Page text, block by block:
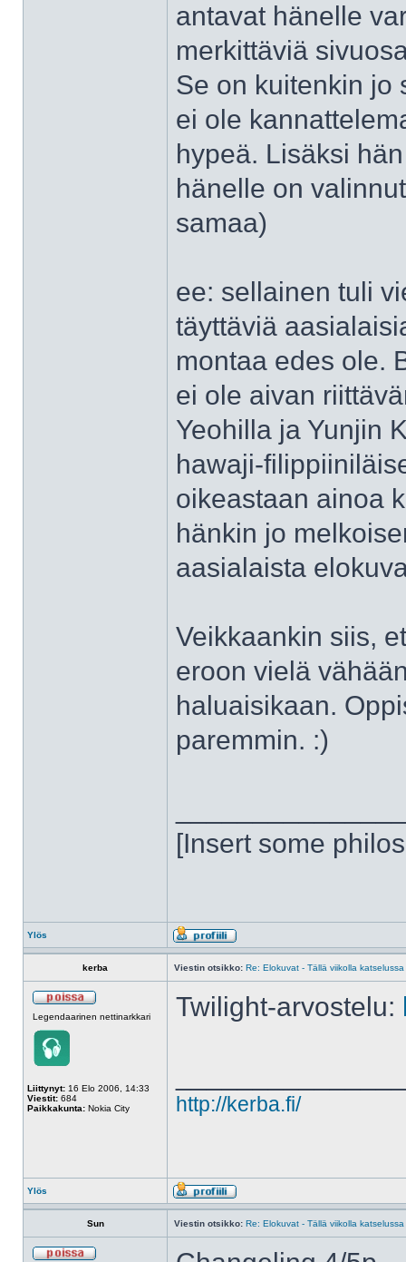
antavat hänelle
merkittäviä
Se on kuitenkin jo
ei ole
hypeä. Lisäksi
hänelle on
samaa)
ee: sellainen tuli
täyttäviä
montaa edes ole.
ei ole aivan
Yeohilla ja Yunjin
hawaji-
oikeastaan ainoa
hänkin jo
aasialaista
Veikkaankin siis,
eroon vielä
haluaisikaan.
paremmin. :)
[Insert some
Ylös
kerba Viestin otsikko: Re: Elokuvat - Tällä viikolla katselussa
Legendaarinen nettinarkkari
Liittynyt: 16 Elo 2006, 14:33
Viestit: 684
Paikkakunta: Nokia City
Twilight-arvostelu:
http://kerba.fi/
Ylös
Sun Viestin otsikko: Re: Elokuvat - Tällä viikolla katselussa